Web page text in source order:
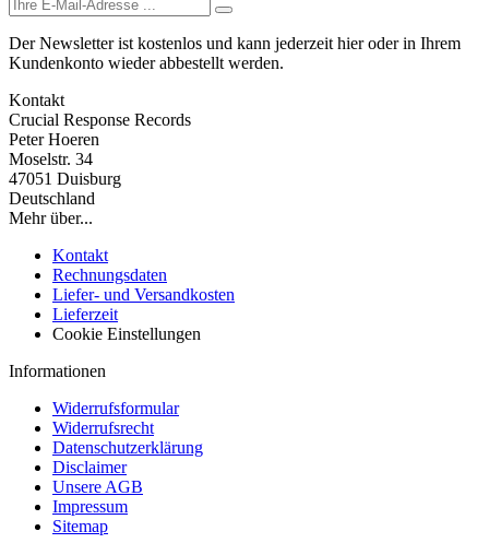
Der Newsletter ist kostenlos und kann jederzeit hier oder in Ihrem
Kundenkonto wieder abbestellt werden.
Kontakt
Crucial Response Records
Peter Hoeren
Moselstr. 34
47051 Duisburg
Deutschland
Mehr über...
Kontakt
Rechnungsdaten
Liefer- und Versandkosten
Lieferzeit
Cookie Einstellungen
Informationen
Widerrufsformular
Widerrufsrecht
Datenschutzerklärung
Disclaimer
Unsere AGB
Impressum
Sitemap